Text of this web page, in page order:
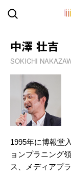
中澤 壮吉
SOKICHI
1995年に博報堂
ョンプラニング
ス、メディアプ